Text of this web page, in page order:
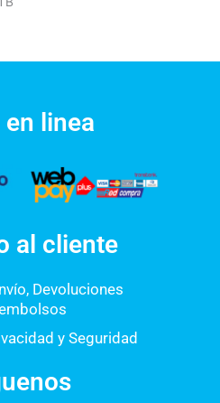
en linea
al cliente
Devoluciones
y Seguridad